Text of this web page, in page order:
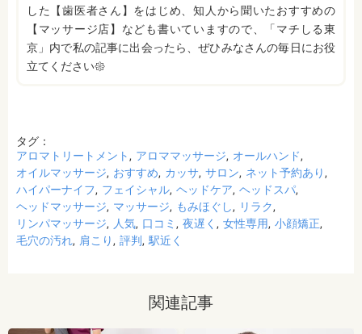
した【歯医者さん】をはじめ、知人から聞いたおすすめの
【マッサージ店】なども書いていますので、「マチしる東
京」内で私の記事に出会ったら、ぜひみなさんの毎日にお役
立てください𑁍
タグ：
アロマトリートメント
アロママッサージ
オールハンド
オイルマッサージ
おすすめ カッサ サロン
ネット予約あり
ハイパーナイフ
フェイシャル ヘッドケア ヘッドスパ
ヘッドマッサージ
マッサージ もみほぐし
リラク
リンパマッサージ
人気 口コミ 夜遅く 女性専用
小顔矯正
毛穴の汚れ
肩こり 評判 駅近く
関連記事